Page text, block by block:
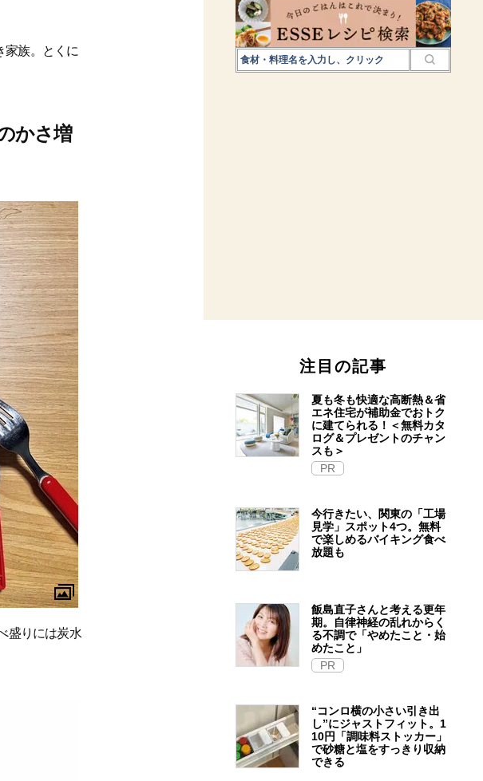
家族。とくに
かさ増
盛りには炭水
注目の記事
夏も冬も快適な高断熱＆省
エネ住宅が補助金でおトク
に建てられる！＜無料カタ
ログ＆プレゼントのチャン
スも＞
PR
今行きたい、関東の「工場
見学」スポット4つ。無料
で楽しめるバイキング食べ
放題も
飯島直子さんと考える更年
期。自律神経の乱れからく
る不調で「やめたこと・始
めたこと」
PR
“コンロ横の小さい引き出
し”にジャストフィット。1
10円「調味料ストッカー」
で砂糖と塩をすっきり収納
できる